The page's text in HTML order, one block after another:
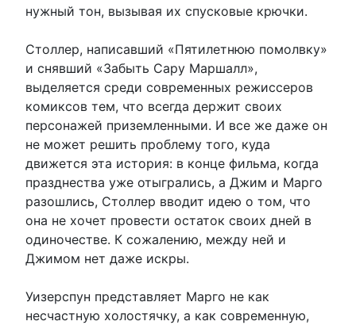
нужный тон, вызывая их спусковые крючки.
Столлер, написавший «Пятилетнюю помолвку»
и снявший «Забыть Сару Маршалл»,
выделяется среди современных режиссеров
комиксов тем, что всегда держит своих
персонажей приземленными. И все же даже он
не может решить проблему того, куда
движется эта история: в конце фильма, когда
празднества уже отыгрались, а Джим и Марго
разошлись, Столлер вводит идею о том, что
она не хочет провести остаток своих дней в
одиночестве. К сожалению, между ней и
Джимом нет даже искры.
Уизерспун представляет Марго не как
несчастную холостячку, а как современную,